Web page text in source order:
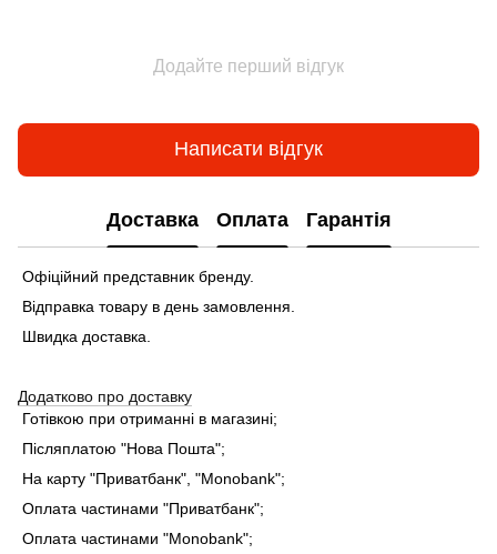
Додайте перший відгук
Написати відгук
Доставка Оплата Гарантія
Офіційний представник бренду.
Відправка товару в день замовлення.
Швидка доставка.
Додатково про доставку
Готівкою при отриманні в магазині;
Післяплатою "Нова Пошта";
На карту "Приватбанк", "Monobank";
Оплата частинами "Приватбанк";
Оплата частинами "Monobank";